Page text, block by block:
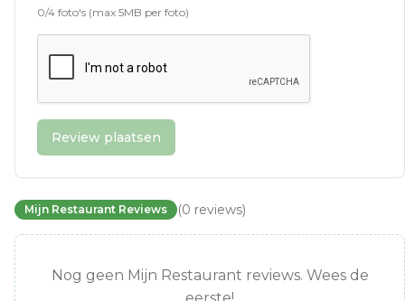
0/4 foto's (max 5MB per foto)
Review plaatsen
Mijn Restaurant Reviews (0 reviews)
Nog geen Mijn Restaurant reviews. Wees de